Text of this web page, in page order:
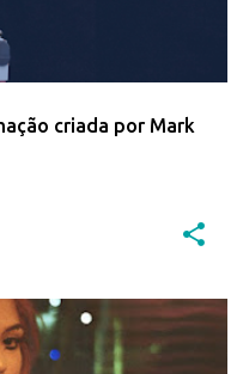
criada por Mark